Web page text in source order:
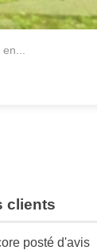
en...
clients
posté d'avis